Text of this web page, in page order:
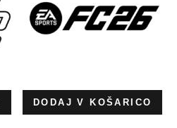
DODAJ V KOŠARICO